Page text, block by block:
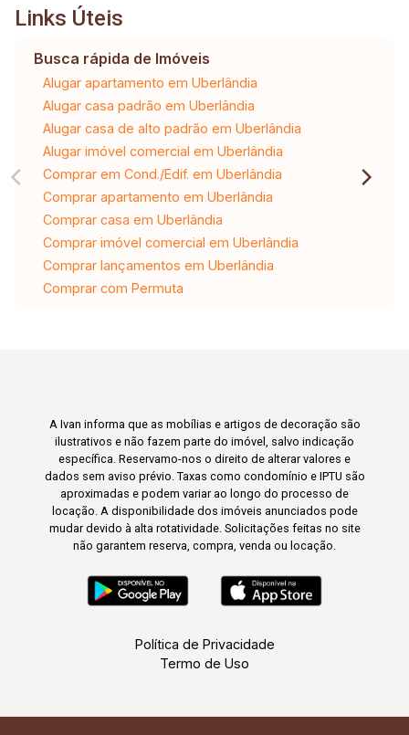
Links Úteis
Busca rápida de Imóveis
Alugar apartamento em Uberlândia
Alugar casa padrão em Uberlândia
Alugar casa de alto padrão em Uberlândia
Alugar imóvel comercial em Uberlândia
Comprar em Cond./Edif. em Uberlândia
Comprar apartamento em Uberlândia
Comprar casa em Uberlândia
Comprar imóvel comercial em Uberlândia
Comprar lançamentos em Uberlândia
Comprar com Permuta
A Ivan informa que as mobílias e artigos de decoração são
ilustrativos e não fazem parte do imóvel, salvo indicação
específica. Reservamo-nos o direito de alterar valores e
dados sem aviso prévio. Taxas como condomínio e IPTU são
aproximadas e podem variar ao longo do processo de
locação. A disponibilidade dos imóveis anunciados pode
mudar devido à alta rotatividade. Solicitações feitas no site
não garantem reserva, compra, venda ou locação.
Política de Privacidade
Termo de Uso